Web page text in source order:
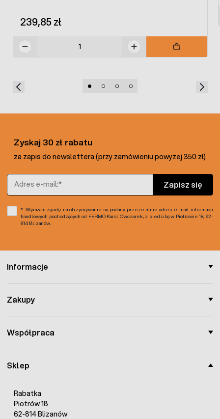
239,85 zł
Sklep
Rabatka
Piotrów 18
62-814 Blizanów
Informacje
Zakupy
Współpraca
Zyskaj 30 zł rabatu
za zapis do newslettera (przy zamówieniu powyżej 350 zł)
Adres e-mail
Zapisz się
Wyrażam zgodę na otrzymywanie na podany przeze mnie adres e-mail informacji
handlowych pochodzących od FERMO Karol Owczarek, z siedzibą w Piotrowie 18, 62-
814 Blizanów.